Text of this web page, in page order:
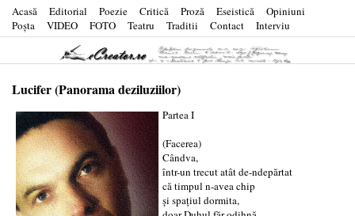
Acasă Editorial Poezie Critică Proză Eseistică
Opiniuni
Poşta
VIDEO FOTO Teatru Traditii Contact Interviu
Lucifer (Panorama deziluziilor)
Partea I
(Facerea)
Cândva,
într-un trecut atât de-ndepărtat
că timpul n-avea chip
și spațiul dormita,